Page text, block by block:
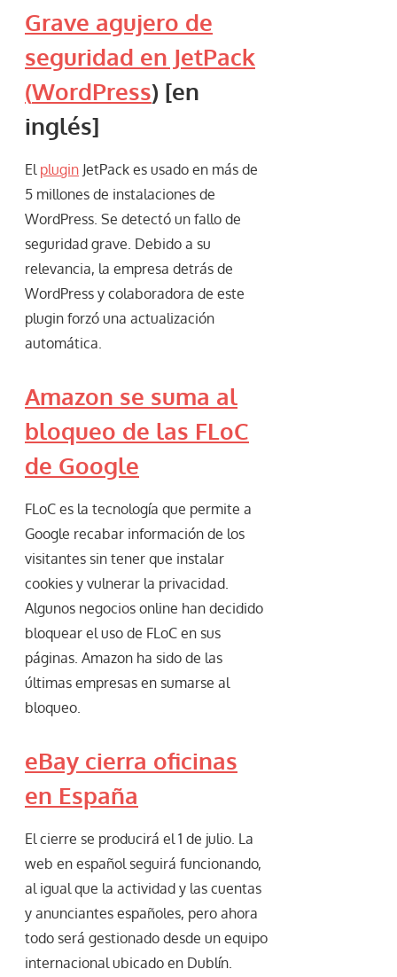
Grave agujero de
seguridad en JetPack
(WordPress) [en
inglés]
El plugin JetPack es usado en más de
5 millones de instalaciones de
WordPress. Se detectó un fallo de
seguridad grave. Debido a su
relevancia, la empresa detrás de
WordPress y colaboradora de este
plugin forzó una actualización
automática.
Amazon se suma al
bloqueo de las FLoC
de Google
FLoC es la tecnología que permite a
Google recabar información de los
visitantes sin tener que instalar
cookies y vulnerar la privacidad.
Algunos negocios online han decidido
bloquear el uso de FLoC en sus
páginas. Amazon ha sido de las
últimas empresas en sumarse al
bloqueo.
eBay cierra oficinas
en España
El cierre se producirá el 1 de julio. La
web en español seguirá funcionando,
al igual que la actividad y las cuentas
y anunciantes españoles, pero ahora
todo será gestionado desde un equipo
internacional ubicado en Dublín.